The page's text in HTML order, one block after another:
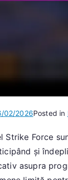
02/2026Posted in
Strike Force
și
asupra